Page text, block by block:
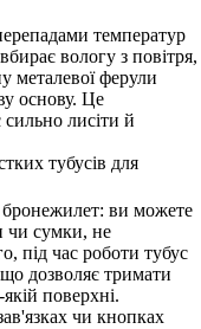
температур
вологу з повітря,
металевої ферули
основу. Це
лисіти й
тубусів для
бронежилет: ви можете
чи сумки, не
під час роботи тубус
дозволяє тримати
поверхні.
чи кнопках